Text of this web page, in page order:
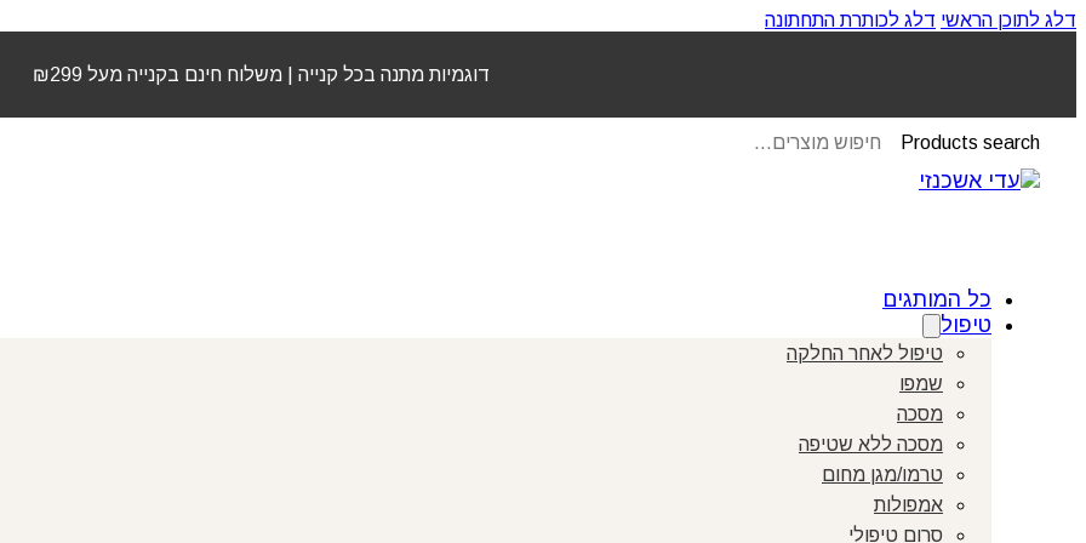
דלג לתוכן הראשי דלג לכותרת התחתונה
דוגמיות מתנה בכל קנייה | משלוח חינם בקנייה מעל ₪299
Products search
כל המותגים
טיפול
טיפול לאחר החלקה
שמפו
מסכה
מסכה ללא שטיפה
טרמו/מגן מחום
אמפולות
סרום טיפולי